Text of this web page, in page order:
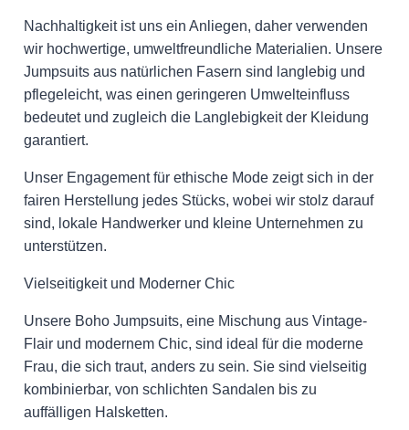
Nachhaltigkeit ist uns ein Anliegen, daher verwenden
wir hochwertige, umweltfreundliche Materialien. Unsere
Jumpsuits aus natürlichen Fasern sind langlebig und
pflegeleicht, was einen geringeren Umwelteinfluss
bedeutet und zugleich die Langlebigkeit der Kleidung
garantiert.
Unser Engagement für ethische Mode zeigt sich in der
fairen Herstellung jedes Stücks, wobei wir stolz darauf
sind, lokale Handwerker und kleine Unternehmen zu
unterstützen.
Vielseitigkeit und Moderner Chic
Unsere Boho Jumpsuits, eine Mischung aus Vintage-
Flair und modernem Chic, sind ideal für die moderne
Frau, die sich traut, anders zu sein. Sie sind vielseitig
kombinierbar, von schlichten Sandalen bis zu
auffälligen Halsketten.